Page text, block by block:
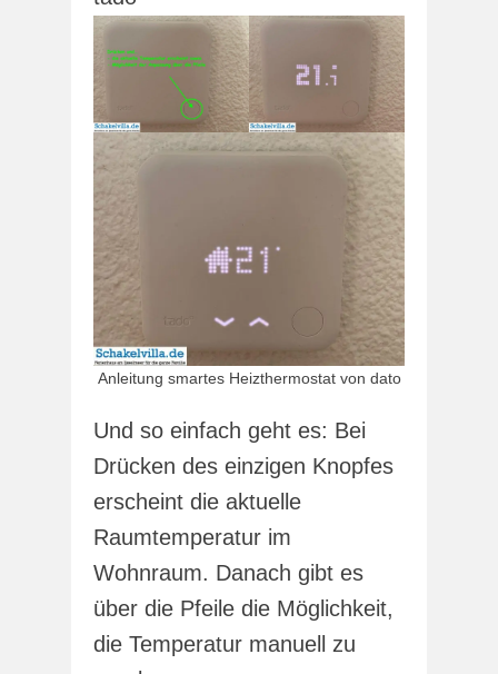
Anleitung smartes Heizthermostat von dato
Und so einfach geht es: Bei
Drücken des einzigen Knopfes
erscheint die aktuelle
Raumtemperatur im
Wohnraum. Danach gibt es
über die Pfeile die Möglichkeit,
die Temperatur manuell zu